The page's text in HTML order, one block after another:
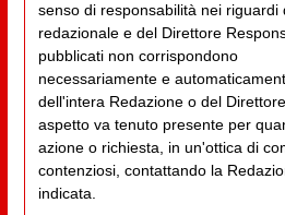
senso di responsabilità nei riguardi
redazionale e del Direttore
pubblicati non corrispondono
necessariamente e
dell'intera Redazione o del
aspetto va tenuto presente per
azione o richiesta, in un'ottica di
contenziosi, contattando la
indicata.